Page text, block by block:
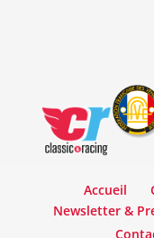
Accueil
Newsletter &